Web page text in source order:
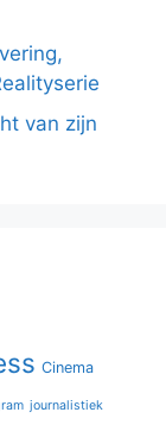
van zijn
Cinema
journalistiek